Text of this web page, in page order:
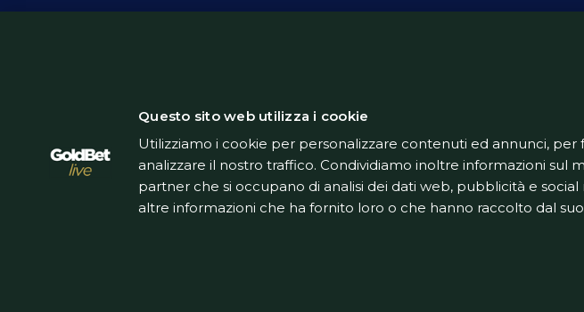
Questo sito non rappresenta una testata
Questo sito web utilizza i cookie
Utilizziamo i cookie per personalizzare contenuti ed annunci,
analizzare il nostro traffico. Condividiamo inoltre informazioni sul
partner che si occupano di analisi dei dati web, pubblicità e
altre informazioni che ha fornito loro o che hanno raccolto dal